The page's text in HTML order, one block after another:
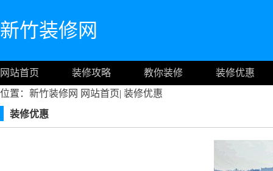
新竹装修网
网站首页 装修攻略 教你装修
装修优惠
位置：新竹装修网 网站首页| 装修优惠
装修优惠